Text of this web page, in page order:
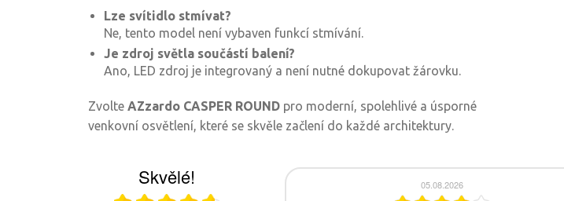
Lze svítidlo stmívat?
Ne, tento model není vybaven funkcí stmívání.
Je zdroj světla součástí balení?
Ano, LED zdroj je integrovaný a není nutné dokupovat žárovku.
Zvolte AZzardo CASPER ROUND pro moderní, spolehlivé a úsporné
venkovní osvětlení, které se skvěle začlení do každé architektury.